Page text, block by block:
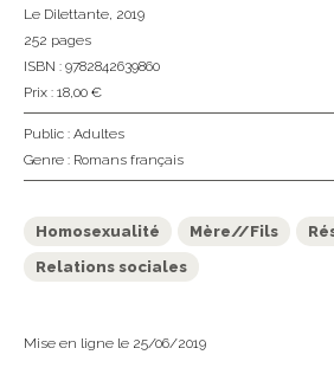
Le Dilettante, 2019
252 pages
ISBN : 9782842639860
Prix : 18,00 €
Public : Adultes
Genre : Romans français
Homosexualité Mère//Fils
Relations sociales
Mise en ligne le 25/06/2019